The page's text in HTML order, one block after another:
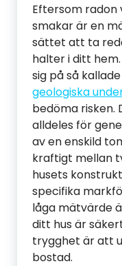
Eftersom radon
smakar är en
sättet att ta
halter i ditt
sig på så
geologiska
bedöma risken.
alldeles för
av en enskild
kraftigt mellan
husets
specifika
låga mätvärde
ditt hus är
trygghet är att
bostad.